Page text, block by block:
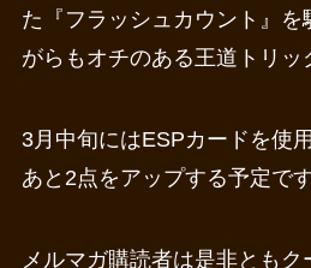
た『フラッシュカウント』を
がらもオチのある王道トリッ
3月中旬にはESPカードを使
あと2点をアップする予定です
メルマガ購読者は是非とも